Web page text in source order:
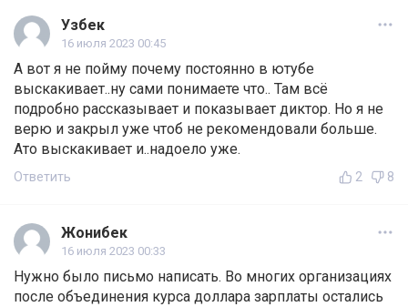
Узбек
16 июля 2023 00:45
А вот я не пойму почему постоянно в ютубе
выскакивает..ну сами понимаете что.. Там всё
подробно рассказывает и показывает диктор. Но я не
верю и закрыл уже чтоб не рекомендовали больше.
Ато выскакивает и..надоело уже.
Ответить 2 8
Жонибек
16 июля 2023 00:33
Нужно было письмо написать. Во многих организациях
после объединения курса доллара зарплаты остались